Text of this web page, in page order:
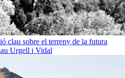
clau sobre el terreny de la futura
Urgell i Vidal